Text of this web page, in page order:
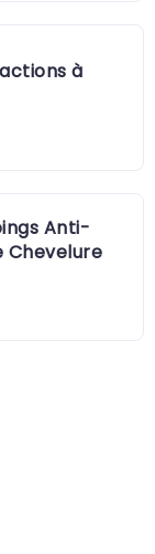
à
Anti-
Chevelure